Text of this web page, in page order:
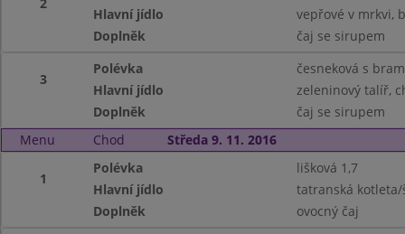
Hlavní jídlo
vepřové v mrkvi,
Doplněk
čaj se sirupem
3
Polévka
česneková s
Hlavní jídlo
zeleninový talíř,
Doplněk
čaj se sirupem
Menu
Chod Středa 9. 11. 2016
1
Polévka
lišková 1,7
Hlavní jídlo
tatranská
Doplněk
ovocný čaj